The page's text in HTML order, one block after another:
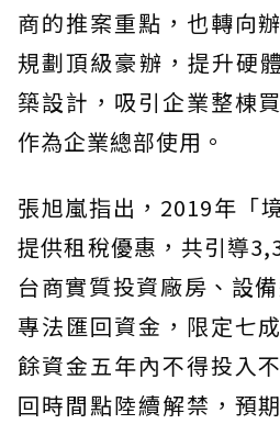
商的推案重點，也轉向
規劃頂級豪辦，提升硬
築設計，吸引企業整棟
作為企業總部使用。
張旭嵐指出，2019年「
提供租稅優惠，共引導
台商實質投資廠房、設
專法匯回資金，限定七
餘資金五年內不得投入
回時間點陸續解禁，預